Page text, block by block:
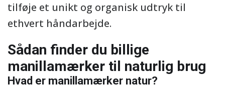
tilføje et unikt og organisk udtryk til
ethvert håndarbejde.
Sådan finder du billige
manillamærker til naturlig brug
Hvad er manillamærker natur?